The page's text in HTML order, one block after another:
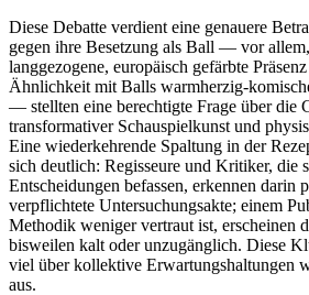
Diese Debatte verdient eine genauere
gegen ihre Besetzung als Ball — vor
langgezogene, europäisch gefärbte
Ähnlichkeit mit Balls warmherzig-
— stellten eine berechtigte Frage über die
transformativer Schauspielkunst und
Eine wiederkehrende Spaltung in der
sich deutlich: Regisseure und Kritiker, die
Entscheidungen befassen, erkennen darin
verpflichtete Untersuchungsakte; einem
Methodik weniger vertraut ist, erscheinen
bisweilen kalt oder unzugänglich. Diese
viel über kollektive Erwartungshaltungen
aus.